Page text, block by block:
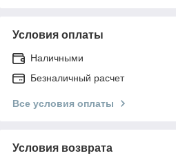
Условия оплаты
Наличными
Безналичный расчет
Все условия оплаты
Условия возврата